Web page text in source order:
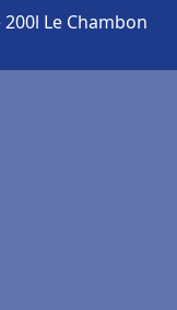
Le Chambon